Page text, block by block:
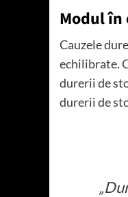
Modul în
Cauzele
echilibrate.
durerii de
durerii de